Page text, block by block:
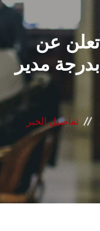
القطاعـات
الشئون الأكاديمية
البحث العلمي
المراكز والوحدات
الأنظمة الذكية
عن
مدير
تفاصيل الخبر